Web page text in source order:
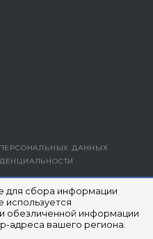
для сбора информации
используется
обезличенной информации
адреса вашего региона.
ПЕЧАТИ
ДАННЫХ